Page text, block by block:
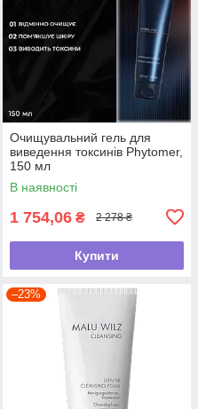
Очищувальний гель для
виведення токсинів Phytomer,
150 мл
В наявності
1 754,06 ₴ 2 278 ₴
Купити
–23%